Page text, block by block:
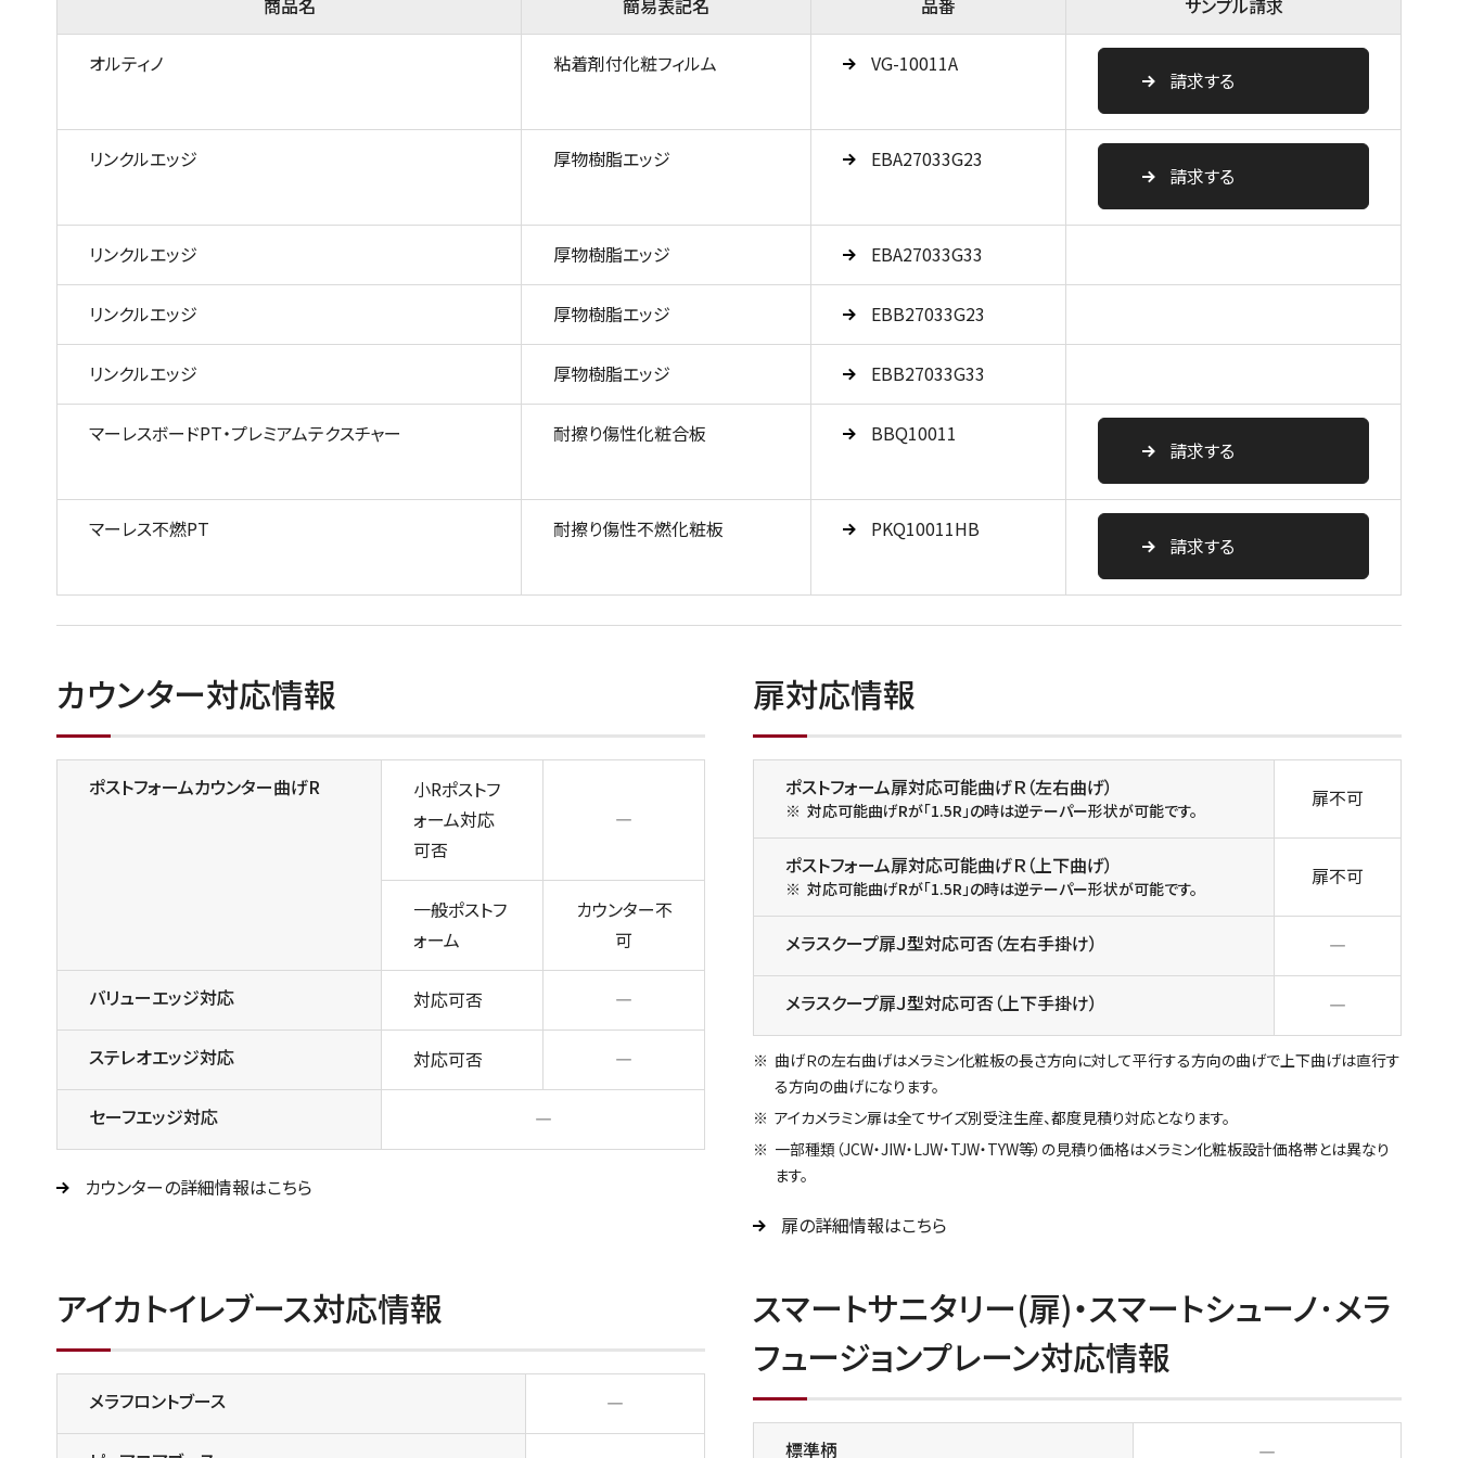
オルティノ 粘着剤付化粧フィルム VG-10011A
請求する
リンクルエッジ 厚物樹脂エッジ EBA27033G23
請求する
リンクルエッジ 厚物樹脂エッジ EBA27033G33
リンクルエッジ 厚物樹脂エッジ EBB27033G23
リンクルエッジ 厚物樹脂エッジ EBB27033G33
マーレスボードPT・プレミアムテクスチャー 耐擦り傷性化粧合板 BBQ10011
請求する
マーレス不燃PT 耐擦り傷性不燃化粧板 PKQ10011HB
請求する
カウンター対応情報
ポストフォームカウンター曲げR
小Rポストフ
ォーム対応
可否
―
一般ポストフ
ォーム
カウンター不
可
バリューエッジ対応 対応可否 ―
ステレオエッジ対応 対応可否 ―
セーフエッジ対応 ―
カウンターの詳細情報はこちら
扉対応情報
ポストフォーム扉対応可能曲げＲ（左右曲げ）
対応可能曲げRが「1.5R」の時は逆テーパー形状が可能です。 扉不可
ポストフォーム扉対応可能曲げＲ（上下曲げ）
対応可能曲げRが「1.5R」の時は逆テーパー形状が可能です。 扉不可
メラスクープ扉Ｊ型対応可否（左右手掛け） ―
メラスクープ扉Ｊ型対応可否（上下手掛け） ―
曲げＲの左右曲げはメラミン化粧板の長さ方向に対して平行する方向の曲げで上下曲げは直行す
る方向の曲げになります。
アイカメラミン扉は全てサイズ別受注生産、都度見積り対応となります。
一部種類（JCW・JIW・LJW・TJW・TYW等）の見積り価格はメラミン化粧板設計価格帯とは異なり
ます。
扉の詳細情報はこちら
アイカトイレブース対応情報
メラフロントブース ―
スマートサニタリー(扉)・スマートシューノ･メラ
フュージョンプレーン対応情報
標準柄 ―